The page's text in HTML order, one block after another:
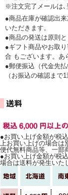
※注文完了メールは､
●商品在庫が確認出
いただきます。
●商品の発送は原則
●ギフト商品やお取
合 もございます。あ
●郵便振込（代金先
（お振込の確認まで
●お買い上げ金額が税
上お買い上げの場合
便代無料商品等、一部
●お買い上げ金額が税
場合は送料が発生いた